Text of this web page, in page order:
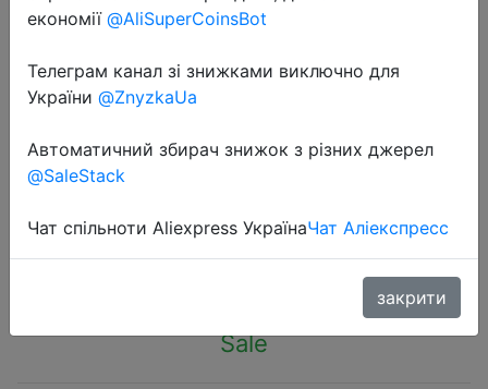
ELSA RX560XT 8GB 256Bit
Graphics Cards For RX 560 Series
Cards GDDR5 Desk Computer
Gaming Graphics Card
$58.67
Sale
економії @AliSuperCoinsBot
Телеграм канал зі знижками виключно для
України @ZnyzkaUa
Автоматичний збирач знижок з різних джерел
@SaleStack
Чат спільноти Aliexpress УкраїнаЧат Аліекспресс
закрити